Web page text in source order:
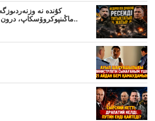
ماڭىنپوكروۆسكاپ، درون ماڭىنداعىنە ج..